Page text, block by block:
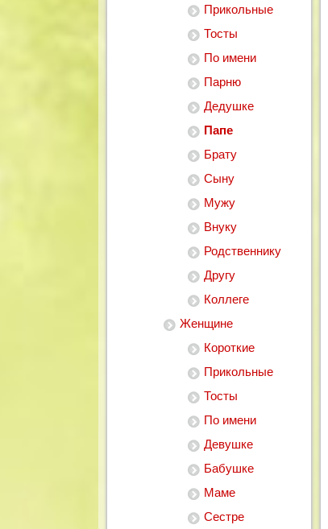
Прикольные
Тосты
По имени
Парню
Дедушке
Папе
Брату
Сыну
Мужу
Внуку
Родственнику
Другу
Коллеге
Женщине
Короткие
Прикольные
Тосты
По имени
Девушке
Бабушке
Маме
Сестре